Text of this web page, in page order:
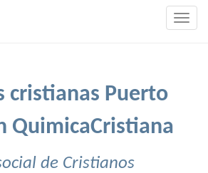
cristianas Puerto
QuimicaCristiana
de Cristianos